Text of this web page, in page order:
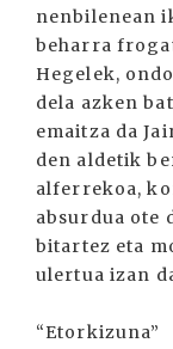
nenbilenean
beharra
Hegelek,
dela azken
emaitza da
den aldetik
alferrekoa,
absurdua ote
bitartez eta
ulertua izan
“Etorkizuna”